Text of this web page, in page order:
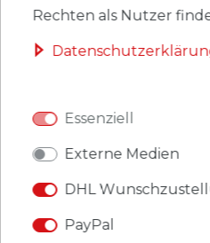
Briefmarken BRD
Gebiet: BRD
Rechten als Nutzer
Essenziell
Externe Medien
DHL
PayPal